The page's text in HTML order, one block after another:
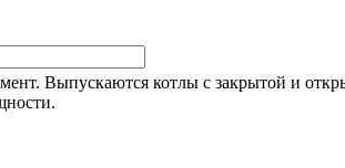
Выпускаются котлы с закрытой и